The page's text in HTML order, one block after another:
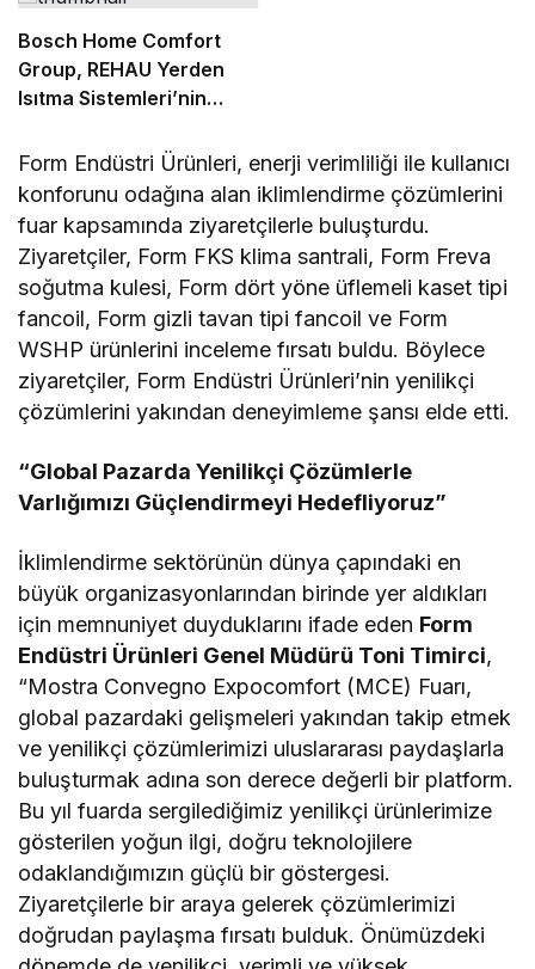
Bosch Home Comfort
Group, REHAU Yerden
Isıtma Sistemleri’nin
distribütörü oldu
Form Endüstri Ürünleri, enerji verimliliği ile kullanıcı
konforunu odağına alan iklimlendirme çözümlerini
fuar kapsamında ziyaretçilerle buluşturdu.
Ziyaretçiler, Form FKS klima santrali, Form Freva
soğutma kulesi, Form dört yöne üflemeli kaset tipi
fancoil, Form gizli tavan tipi fancoil ve Form
WSHP ürünlerini inceleme fırsatı buldu. Böylece
ziyaretçiler, Form Endüstri Ürünleri’nin yenilikçi
çözümlerini yakından deneyimleme şansı elde etti.
“Global Pazarda Yenilikçi Çözümlerle
Varlığımızı Güçlendirmeyi Hedefliyoruz”
İklimlendirme sektörünün dünya çapındaki en
büyük organizasyonlarından birinde yer aldıkları
için memnuniyet duyduklarını ifade eden Form
Endüstri Ürünleri Genel Müdürü Toni Timirci,
“Mostra Convegno Expocomfort (MCE) Fuarı,
global pazardaki gelişmeleri yakından takip etmek
ve yenilikçi çözümlerimizi uluslararası paydaşlarla
buluşturmak adına son derece değerli bir platform.
Bu yıl fuarda sergilediğimiz yenilikçi ürünlerimize
gösterilen yoğun ilgi, doğru teknolojilere
odaklandığımızın güçlü bir göstergesi.
Ziyaretçilerle bir araya gelerek çözümlerimizi
doğrudan paylaşma fırsatı bulduk. Önümüzdeki